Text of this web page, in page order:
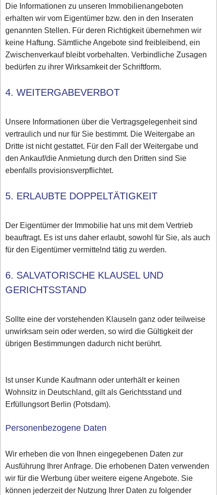
Die Informationen zu unseren Immobilienangeboten
erhalten wir vom Eigentümer bzw. den in den Inseraten
genannten Stellen. Für deren Richtigkeit übernehmen wir
keine Haftung. Sämtliche Angebote sind freibleibend, ein
Zwischenverkauf bleibt vorbehalten. Verbindliche Zusagen
bedürfen zu ihrer Wirksamkeit der Schriftform.
4. WEITERGABEVERBOT
Unsere Informationen über die Vertragsgelegenheit sind
vertraulich und nur für Sie bestimmt. Die Weitergabe an
Dritte ist nicht gestattet. Für den Fall der Weitergabe und
den Ankauf/die Anmietung durch den Dritten sind Sie
ebenfalls provisionsverpflichtet.
5. ERLAUBTE DOPPELTÄTIGKEIT
Der Eigentümer der Immobilie hat uns mit dem Vertrieb
beauftragt. Es ist uns daher erlaubt, sowohl für Sie, als auch
für den Eigentümer vermittelnd tätig zu werden.
6. SALVATORISCHE KLAUSEL UND
GERICHTSSTAND
Sollte eine der vorstehenden Klauseln ganz oder teilweise
unwirksam sein oder werden, so wird die Gültigkeit der
übrigen Bestimmungen dadurch nicht berührt.
Ist unser Kunde Kaufmann oder unterhält er keinen
Wohnsitz in Deutschland, gilt als Gerichtsstand und
Erfüllungsort Berlin (Potsdam).
Personenbezogene Daten
Wir erheben die von Ihnen eingegebenen Daten zur
Ausführung Ihrer Anfrage. Die erhobenen Daten verwenden
wir für die Werbung über weitere eigene Angebote. Sie
können jederzeit der Nutzung Ihrer Daten zu folgender